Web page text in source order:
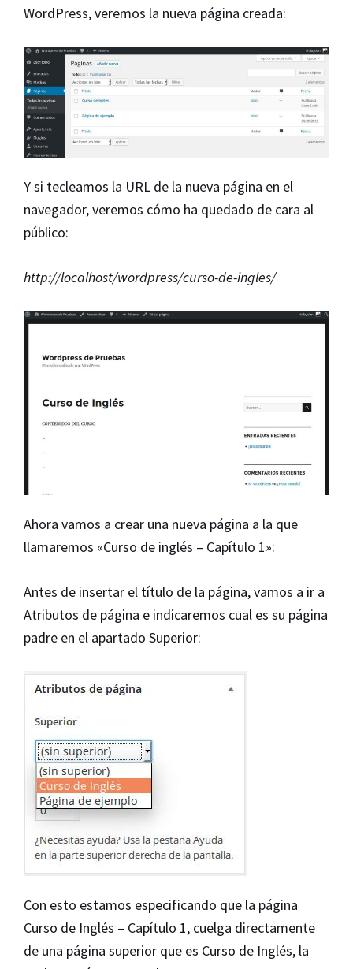
WordPress, veremos la nueva página creada:
Y si tecleamos la URL de la nueva página en el
navegador, veremos cómo ha quedado de cara al
público:
http://localhost/wordpress/curso-de-ingles/
Ahora vamos a crear una nueva página a la que
llamaremos «Curso de inglés – Capítulo 1»:
Antes de insertar el título de la página, vamos a ir a
Atributos de página e indicaremos cual es su página
padre en el apartado Superior:
Con esto estamos especificando que la página
Curso de Inglés – Capítulo 1, cuelga directamente
de una página superior que es Curso de Inglés, la